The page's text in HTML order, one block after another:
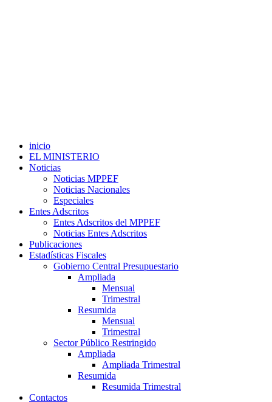
inicio
EL MINISTERIO
Noticias
Noticias MPPEF
Noticias Nacionales
Especiales
Entes Adscritos
Entes Adscritos del MPPEF
Noticias Entes Adscritos
Publicaciones
Estadísticas Fiscales
Gobierno Central Presupuestario
Ampliada
Mensual
Trimestral
Resumida
Mensual
Trimestral
Sector Público Restringido
Ampliada
Ampliada Trimestral
Resumida
Resumida Trimestral
Contactos